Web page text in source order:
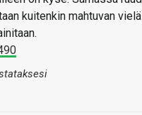
kuitenkin mahtuvan